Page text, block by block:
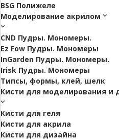
BSG Полижеле
Моделирование акрилом
CND Пудры. Мономеры.
Ez Fow Пудры. Мономеры
InGarden Пудры. Мономеры.
Irisk Пудры. Мономеры
Типсы, формы, клей, шелк
Кисти для моделирования и
Кисти для геля
Кисти для акрила
Кисти для дизайна